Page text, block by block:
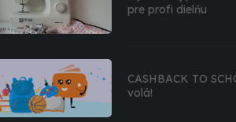
pre profi dielňu
CASHBACK TO
volá!